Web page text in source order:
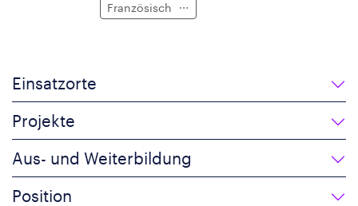
Französisch
Einsatzorte
Projekte
Aus- und Weiterbildung
Position